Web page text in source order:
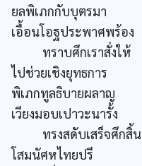
ยลพิเภกกับบุตรมา
เอื้อนโอฐประพาศพร้อง
ทราบศึกเราสั่งให้
ไปช่วยเชิงยุทธการ
พิเภกทูลธิบายผลาญ
เวียงมอบเปาวะนารั้ง
ทรงสดับเสร็จศึกสิ้น
โสมนัศหไทยปรี